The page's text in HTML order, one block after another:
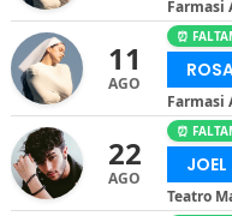
Farmasi
11
AGO
⏰
Farmasi
22
AGO
⏰
JOEL
Teatro